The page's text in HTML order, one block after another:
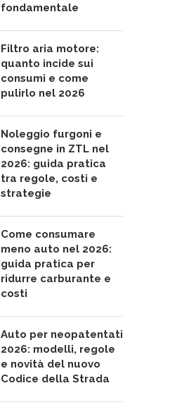
fondamentale
Filtro aria motore:
quanto incide sui
consumi e come
pulirlo nel 2026
Noleggio furgoni e
consegne in ZTL nel
2026: guida pratica
tra regole, costi e
strategie
Come consumare
meno auto nel 2026:
guida pratica per
ridurre carburante e
costi
Auto per neopatentati
2026: modelli, regole
e novità del nuovo
Codice della Strada